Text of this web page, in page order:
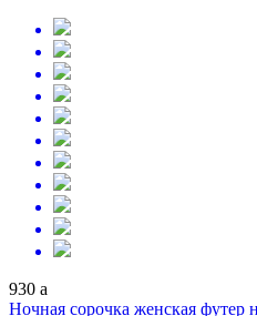
930 a
Ночная сорочка женская